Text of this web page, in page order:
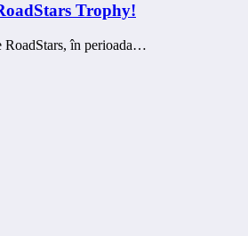
Trophy!
RoadStars, în perioada…